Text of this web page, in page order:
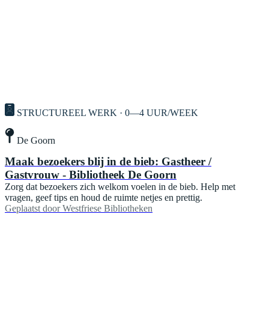
STRUCTUREEL WERK · 0—4 UUR/WEEK
De Goorn
Maak bezoekers blij in de bieb: Gastheer /
Gastvrouw - Bibliotheek De Goorn
Zorg dat bezoekers zich welkom voelen in de bieb. Help met
vragen, geef tips en houd de ruimte netjes en prettig.
Geplaatst door Westfriese Bibliotheken